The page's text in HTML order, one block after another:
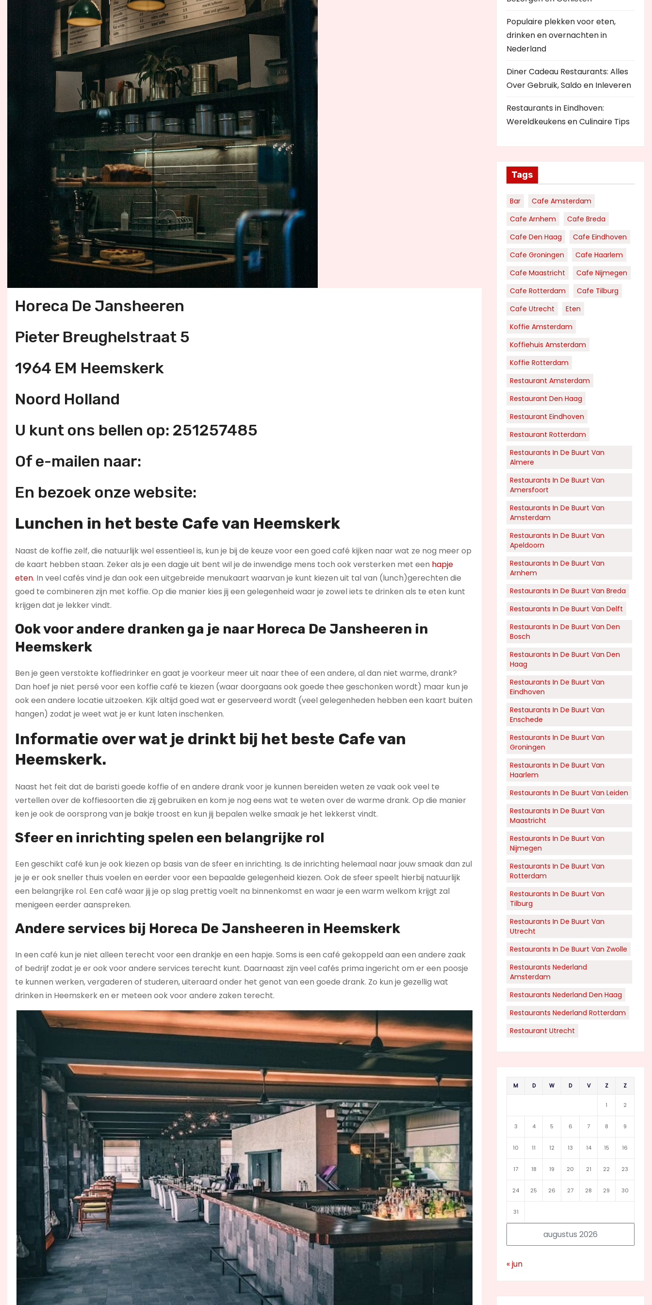
Horeca De Jansheeren
Pieter Breughelstraat 5
1964 EM Heemskerk
Noord Holland
U kunt ons bellen op: 251257485
Of e-mailen naar:
En bezoek onze website:
Lunchen in het beste Cafe van Heemskerk
Naast de koffie zelf, die natuurlijk wel essentieel is, kun je bij de keuze voor een goed café kijken naar wat ze nog meer op
de kaart hebben staan. Zeker als je een dagje uit bent wil je de inwendige mens toch ook versterken met een hapje
eten. In veel cafés vind je dan ook een uitgebreide menukaart waarvan je kunt kiezen uit tal van (lunch)gerechten die
goed te combineren zijn met koffie. Op die manier kies jij een gelegenheid waar je zowel iets te drinken als te eten kunt
krijgen dat je lekker vindt.
Ook voor andere dranken ga je naar Horeca De Jansheeren in
Heemskerk
Ben je geen verstokte koffiedrinker en gaat je voorkeur meer uit naar thee of een andere, al dan niet warme, drank?
Dan hoef je niet persé voor een koffie café te kiezen (waar doorgaans ook goede thee geschonken wordt) maar kun je
ook een andere locatie uitzoeken. Kijk altijd goed wat er geserveerd wordt (veel gelegenheden hebben een kaart buiten
hangen) zodat je weet wat je er kunt laten inschenken.
Informatie over wat je drinkt bij het beste Cafe van
Heemskerk.
Naast het feit dat de baristi goede koffie of en andere drank voor je kunnen bereiden weten ze vaak ook veel te
vertellen over de koffiesoorten die zij gebruiken en kom je nog eens wat te weten over de warme drank. Op die manier
ken je ook de oorsprong van je bakje troost en kun jij bepalen welke smaak je het lekkerst vindt.
Sfeer en inrichting spelen een belangrijke rol
Een geschikt café kun je ook kiezen op basis van de sfeer en inrichting. Is de inrichting helemaal naar jouw smaak dan zul
je je er ook sneller thuis voelen en eerder voor een bepaalde gelegenheid kiezen. Ook de sfeer speelt hierbij natuurlijk
een belangrijke rol. Een café waar jij je op slag prettig voelt na binnenkomst en waar je een warm welkom krijgt zal
menigeen eerder aanspreken.
Andere services bij Horeca De Jansheeren in Heemskerk
In een café kun je niet alleen terecht voor een drankje en een hapje. Soms is een café gekoppeld aan een andere zaak
of bedrijf zodat je er ook voor andere services terecht kunt. Daarnaast zijn veel cafés prima ingericht om er een poosje
te kunnen werken, vergaderen of studeren, uiteraard onder het genot van een goede drank. Zo kun je gezellig wat
drinken in Heemskerk en er meteen ook voor andere zaken terecht.
Populaire plekken voor eten,
drinken en overnachten in
Nederland
Diner Cadeau Restaurants: Alles
Over Gebruik, Saldo en Inleveren
Restaurants in Eindhoven:
Wereldkeukens en Culinaire Tips
Tags
Bar
Cafe Amsterdam
Cafe Arnhem
Cafe Breda
Cafe Den Haag
Cafe Eindhoven
Cafe Groningen
Cafe Haarlem
Cafe Maastricht
Cafe Nijmegen
Cafe Rotterdam
Cafe Tilburg
Cafe Utrecht
Eten
Koffie Amsterdam
Koffiehuis Amsterdam
Koffie Rotterdam
Restaurant Amsterdam
Restaurant Den Haag
Restaurant Eindhoven
Restaurant Rotterdam
Restaurants In De Buurt Van
Almere
Restaurants In De Buurt Van
Amersfoort
Restaurants In De Buurt Van
Amsterdam
Restaurants In De Buurt Van
Apeldoorn
Restaurants In De Buurt Van
Arnhem
Restaurants In De Buurt Van Breda
Restaurants In De Buurt Van Delft
Restaurants In De Buurt Van Den
Bosch
Restaurants In De Buurt Van Den
Haag
Restaurants In De Buurt Van
Eindhoven
Restaurants In De Buurt Van
Enschede
Restaurants In De Buurt Van
Groningen
Restaurants In De Buurt Van
Haarlem
Restaurants In De Buurt Van Leiden
Restaurants In De Buurt Van
Maastricht
Restaurants In De Buurt Van
Nijmegen
Restaurants In De Buurt Van
Rotterdam
Restaurants In De Buurt Van
Tilburg
Restaurants In De Buurt Van
Utrecht
Restaurants In De Buurt Van Zwolle
Restaurants Nederland
Amsterdam
Restaurants Nederland Den Haag
Restaurants Nederland Rotterdam
Restaurant Utrecht
augustus 2026
M D W D V Z Z
1 2
3 4 5 6 7 8 9
10 11 12 13 14 15 16
17 18 19 20 21 22 23
24 25 26 27 28 29 30
31
« jun